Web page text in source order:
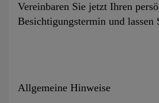
Vereinbaren Sie jetzt Ihren
Besichtigungstermin und lassen
Allgemeine Hinweise